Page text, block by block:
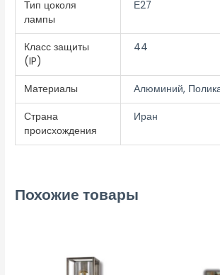
Тип цоколя
лампы
Е27
Класс защиты
(IP)
44
Материалы Алюминий,
Страна
происхождения
Иран
Похожие товары